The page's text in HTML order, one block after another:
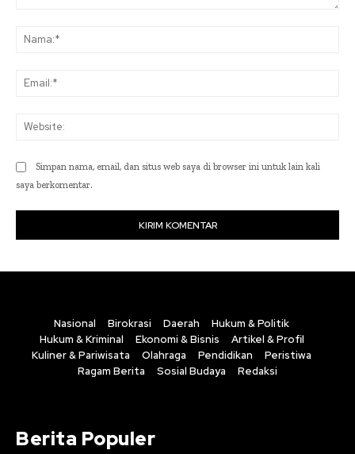
Simpan nama, email, dan situs web saya di browser ini untuk lain kali
saya berkomentar.
Nasional Birokrasi Daerah
Hukum & Politik
Hukum & Kriminal
Ekonomi & Bisnis
Artikel & Profil
Kuliner & Pariwisata
Olahraga Pendidikan
Peristiwa
Ragam Berita
Sosial Budaya Redaksi
Berita Populer